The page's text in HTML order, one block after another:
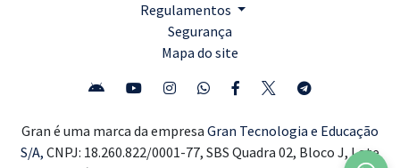
Regulamentos
Segurança
Mapa do site
Gran é uma marca da empresa Gran Tecnologia e Educação
S/A, CNPJ: 18.260.822/0001-77, SBS Quadra 02, Bloco J, Lote